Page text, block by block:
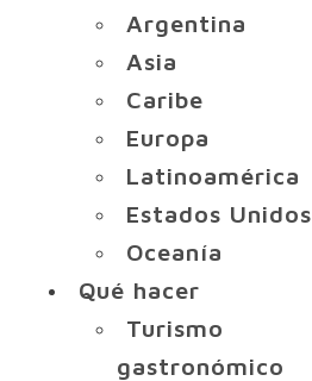
Argentina
Asia
Caribe
Europa
Latinoamérica
Estados Unidos
Oceanía
Qué hacer
Turismo
gastronómico